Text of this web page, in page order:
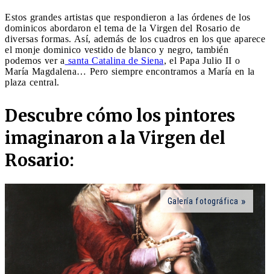
Estos grandes artistas que respondieron a las órdenes de los
dominicos abordaron el tema de la Virgen del Rosario de
diversas formas. Así, además de los cuadros en los que aparece
el monje dominico vestido de blanco y negro, también
podemos ver a santa Catalina de Siena, el Papa Julio II o
María Magdalena… Pero siempre encontramos a María en la
plaza central.
Descubre cómo los pintores
imaginaron a la Virgen del
Rosario:
Galería fotográfica